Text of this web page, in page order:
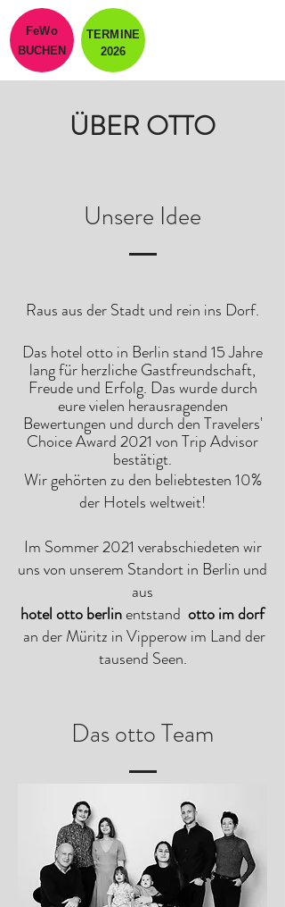
FeWo
BUCHEN
TERMINE
2026
ÜBER OTTO
Unsere Idee
Raus aus der Stadt und rein ins Dorf.
Das hotel otto in Berlin stand 15 Jahre
lang für herzliche Gastfreundschaft,
Freude und Erfolg. Das wurde durch
eure vielen herausragenden
Bewertungen und durch denTravelers'
ChoiceAward 2021 von Trip Advisor
bestätigt.
Wir gehörten zu den beliebtesten 10%
der Hotels weltweit!
Im Sommer 2021 verabschiedeten wir
uns von unserem Standort in Berlin und
aus
hotel otto berlinentstand otto im dorf
an der Müritz in Vipperow im Land der
tausend Seen.
Das otto Team